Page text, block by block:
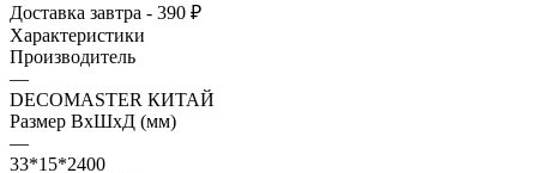
Доставка завтра - 390 ₽
Характеристики
Производитель
—
DECOMASTER КИТАЙ
Размер ВхШхД (мм)
—
33*15*2400